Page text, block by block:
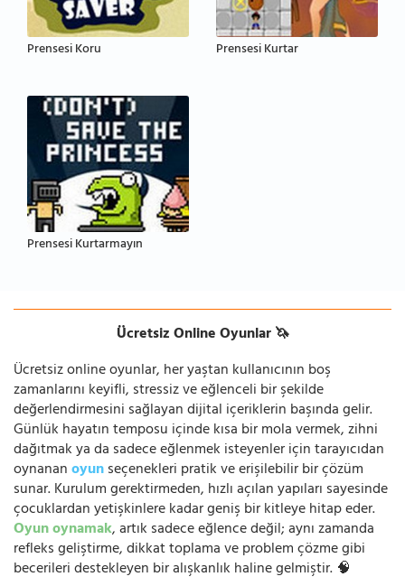
Prensesi Koru Prensesi Kurtar
Prensesi Kurtarmayın
Ücretsiz Online Oyunlar 🦄
Ücretsiz online oyunlar, her yaştan kullanıcının boş
zamanlarını keyifli, stressiz ve eğlenceli bir şekilde
değerlendirmesini sağlayan dijital içeriklerin başında gelir.
Günlük hayatın temposu içinde kısa bir mola vermek, zihni
dağıtmak ya da sadece eğlenmek isteyenler için tarayıcıdan
oynananoyunseçenekleri pratik ve erişilebilir bir çözüm
sunar. Kurulum gerektirmeden, hızlı açılan yapıları sayesinde
çocuklardan yetişkinlere kadar geniş bir kitleye hitap eder.
Oyun oynamak, artık sadece eğlence değil; aynı zamanda
refleks geliştirme, dikkat toplama ve problem çözme gibi
becerileri destekleyen bir alışkanlık haline gelmiştir. 🧠